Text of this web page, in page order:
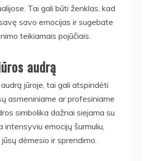
Tai gali būti ženklas, kad
savo emocijas ir sugebate
teikiamais pojūčiais.
audrą
jūroje, tai gali atspindėti
asmeniniame ar profesiniame
simbolika dažnai siejama su
intensyviu emocijų šurmuliu,
dėmesio ir sprendimo.